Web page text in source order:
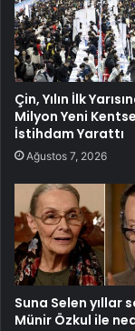
Çin, Yılın İlk
Milyon Yeni
İstihdam Yarattı
Ağustos 7, 2026
Suna Selen yıllar
Münir Özkul ile